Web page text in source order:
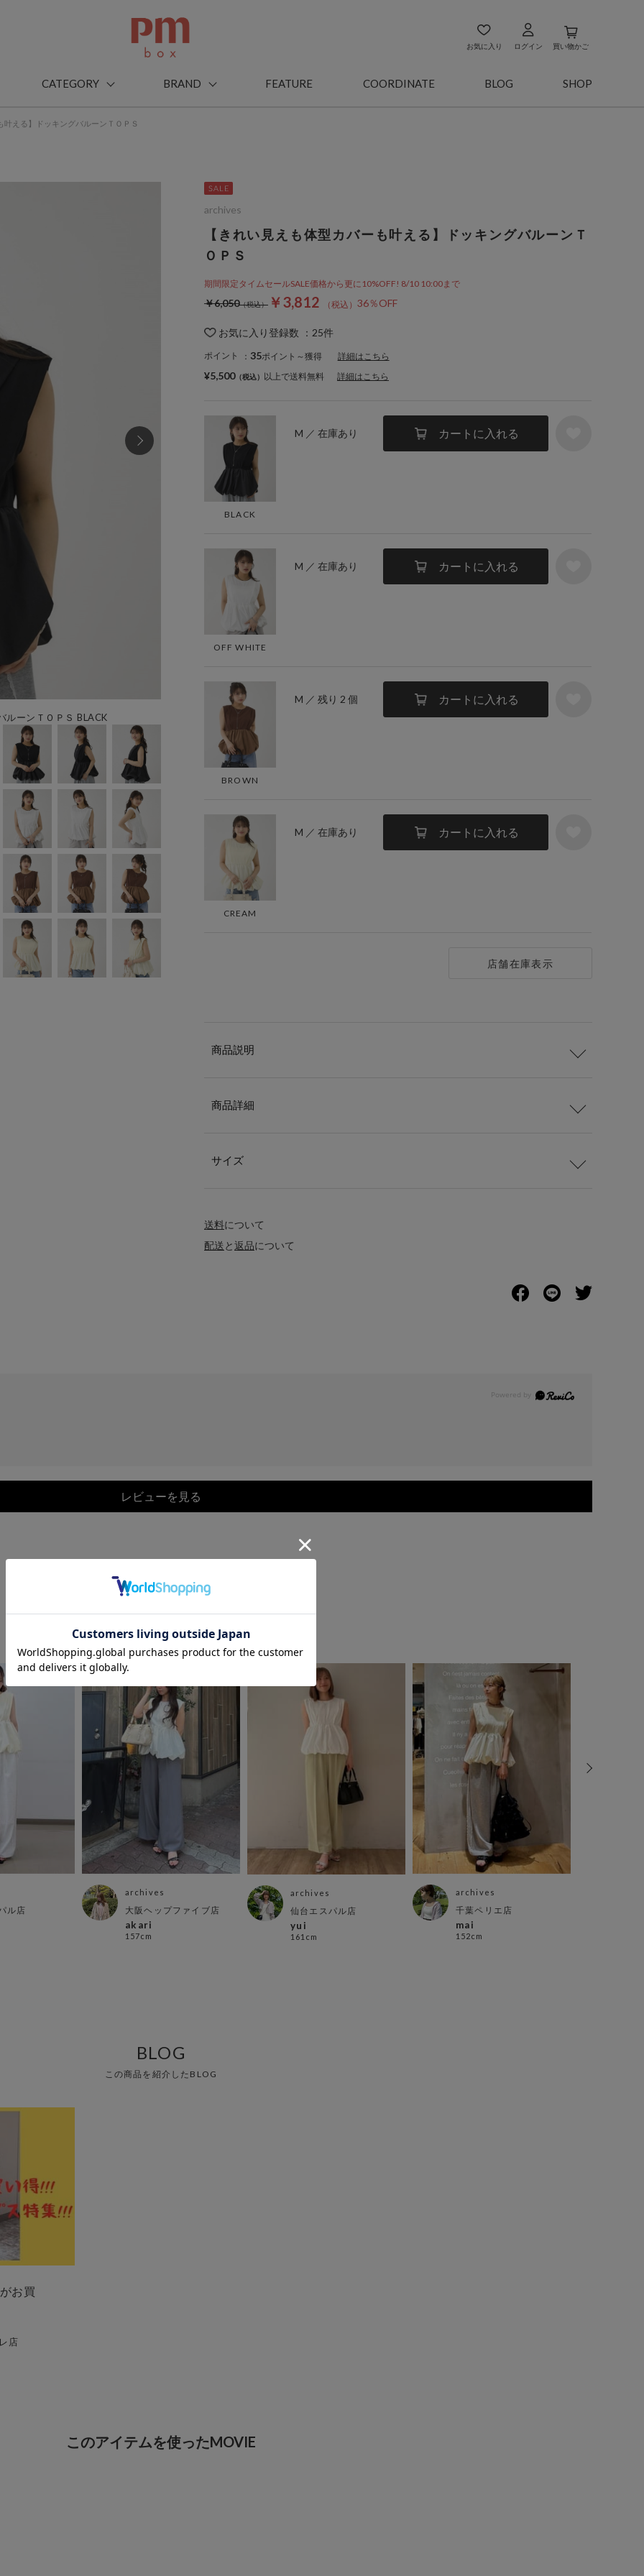
お気に入り ログイン 買い物かご
CATEGORY BRAND FEATURE COORDINATE BLOG SHOP
える】ドッキングバルーンＴＯＰＳ
ルーンＴＯＰＳ BLACK
【きれい見えも体型カバーも叶える】ドッキングバルーンＴ
ＯＰＳ
期間限定タイムセールSALE価格から更に10%OFF! 8/10 10:00まで
￥3,812 36％OFF
￥6,050
お気に入り登録数 ： 25件
ポイント ： 35ポイント～獲得 詳細はこちら
BLACK
M ／ 在庫あり カートに入れる
OFF WHITE
M ／ 在庫あり カートに入れる
BROWN
M ／ 残り 2 個 カートに入れる
CREAM
M ／ 在庫あり カートに入れる
店舗在庫表示
archives
¥5,500 以上で送料無料 詳細はこちら
商品説明
商品詳細
サイズ
送料について
配送と返品について
レビューを見る
COORDINATE
この商品を使ったCOORDINATE
ル店
archives
大阪ヘップファイブ店
akari
157cm
archives
仙台エスパル店
yui
161cm
archives
千葉ペリエ店
mai
152cm
BLOG
この商品を紹介したBLOG
お買
店
このアイテムを使ったMOVIE